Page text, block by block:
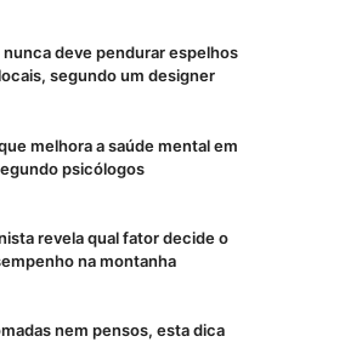
nunca deve pendurar espelhos
segundo um designer
melhora a saúde mental em
psicólogos
revela qual fator decide o
na montanha
nem pensos, esta dica